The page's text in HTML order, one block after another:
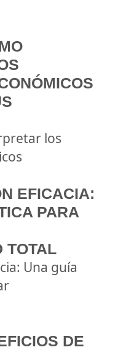
los
EFICACIA:
PARA
TOTAL
Una guía
DE